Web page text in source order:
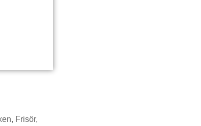
Frisör,